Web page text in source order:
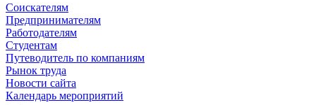
Соискателям
Предпринимателям
Работодателям
Студентам
Путеводитель по компаниям
Рынок труда
Новости сайта
Календарь мероприятий